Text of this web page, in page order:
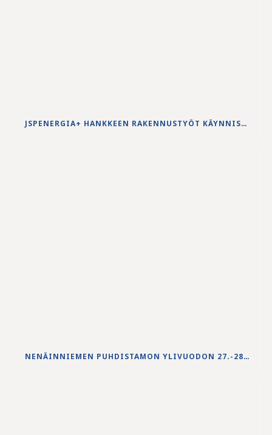
JSPENERGIA+ HANKKEEN RAKENNUSTYÖT KÄYNNISTYVÄT LOUHINTATÖILLÄ
NENÄINNIEMEN PUHDISTAMON YLIVUODON 27.-28.5.2026 VESISTÖVAIKUTUKSET